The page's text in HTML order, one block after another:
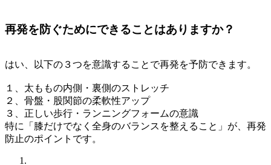
再発を防ぐためにできることはありますか？
はい、以下の３つを意識することで再発を予防できます。
１、太ももの内側・裏側のストレッチ
２、骨盤・股関節の柔軟性アップ
３、正しい歩行・ランニングフォームの意識
特に「膝だけでなく全身のバランスを整えること」が、再発
防止のポイントです。